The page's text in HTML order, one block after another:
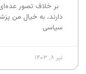
بر خلاف تصور
دارند، به خیال من
سیاسی
تیر ۸, ۱۴۰۳